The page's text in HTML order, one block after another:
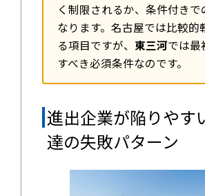
く制限されるか、条件付きで
なります。名古屋では比較的
る項目ですが、 東三河では最
すべき必須条件なのです。
進出企業が陥りやす
達の失敗パターン